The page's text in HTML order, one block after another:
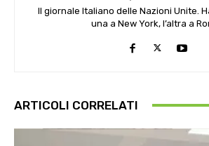
Il giornale Italiano delle Nazioni Unite.
una a New York, l’altra a
ARTICOLI CORRELATI